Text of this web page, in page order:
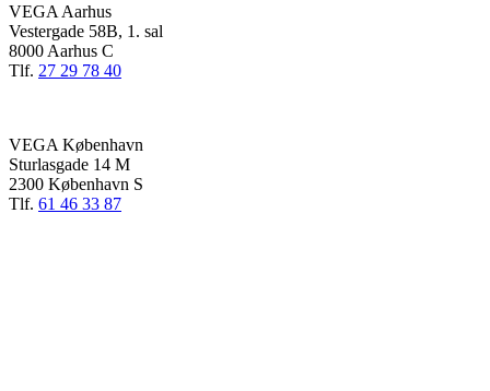
VEGA Aarhus
Vestergade 58B, 1. sal
8000 Aarhus C
Tlf. 27 29 78 40
VEGA København
Sturlasgade 14 M
2300 København S
Tlf. 61 46 33 87